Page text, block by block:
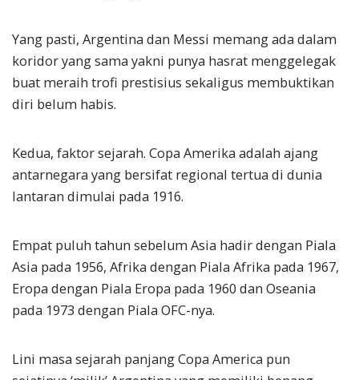
Yang pasti, Argentina dan Messi memang ada dalam
koridor yang sama yakni punya hasrat menggelegak
buat meraih trofi prestisius sekaligus membuktikan
diri belum habis.
Kedua, faktor sejarah. Copa Amerika adalah ajang
antarnegara yang bersifat regional tertua di dunia
lantaran dimulai pada 1916.
Empat puluh tahun sebelum Asia hadir dengan Piala
Asia pada 1956, Afrika dengan Piala Afrika pada 1967,
Eropa dengan Piala Eropa pada 1960 dan Oseania
pada 1973 dengan Piala OFC-nya.
Lini masa sejarah panjang Copa America pun